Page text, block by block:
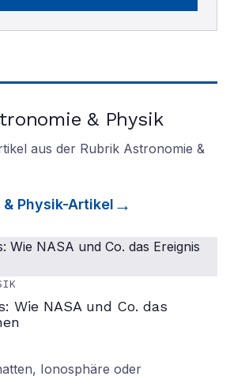
& Physik
aus der Rubrik Astronomie &
Physik-Artikel
Wie NASA und Co. das
Ionosphäre oder